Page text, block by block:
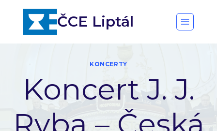
ČCE Liptál
KONCERTY
Koncert J. J.
Ryba – Česká